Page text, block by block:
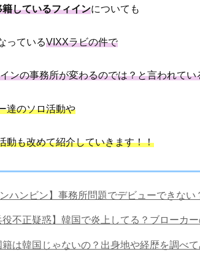
しているフィインについても
っているVIXXラビの件で
ンの事務所が変わるのでは？と言われてい
達のソロ活動や
動も改めて紹介していきます！！
ハンビン】事務所問題でデビューできない
不正疑惑】韓国で炎上してる？ブローカ
は韓国じゃないの？出身地や経歴を調べて